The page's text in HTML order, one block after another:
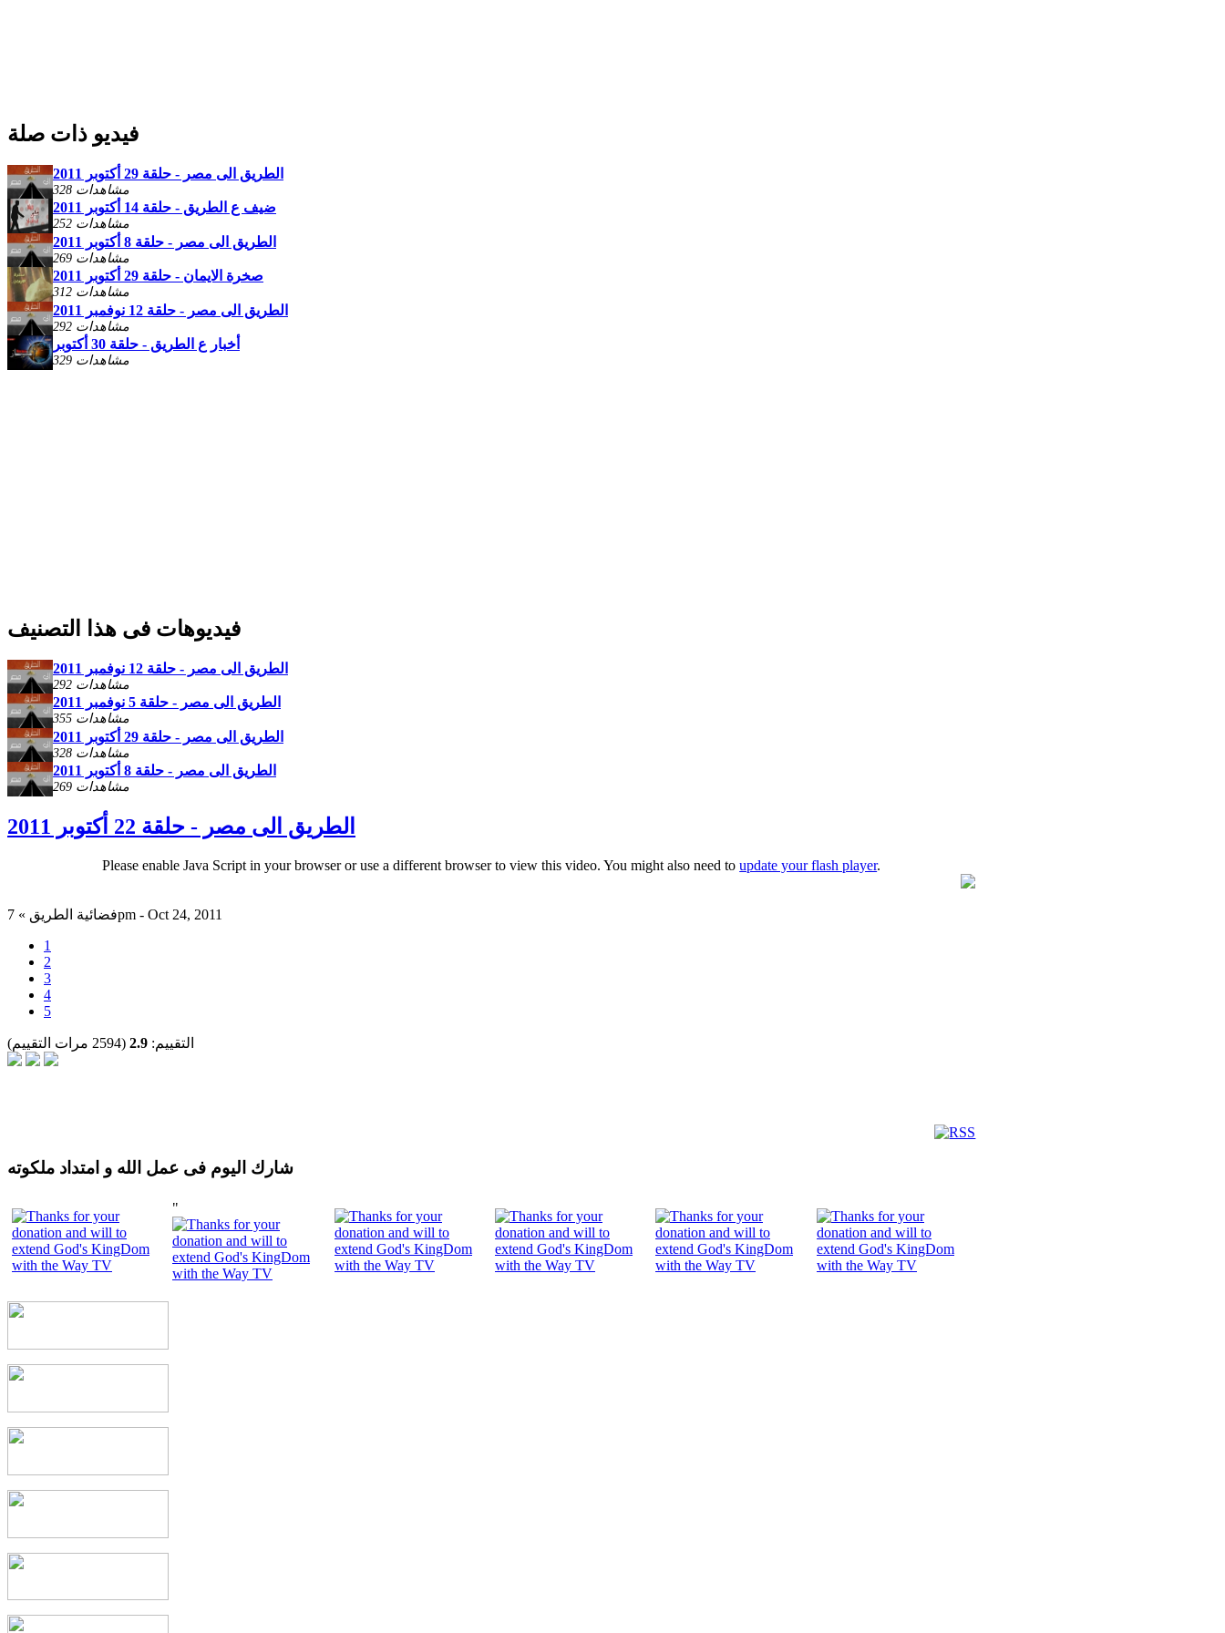
فيديو ذات صلة
الطريق الى مصر - حلقة 29 أكتوبر 2011
328 مشاهدات
ضيف ع الطريق - حلقة 14 أكتوبر 2011
252 مشاهدات
الطريق الى مصر - حلقة 8 أكتوبر 2011
269 مشاهدات
صخرة الايمان - حلقة 29 أكتوبر 2011
312 مشاهدات
الطريق الى مصر - حلقة 12 نوفمبر 2011
292 مشاهدات
أخبار ع الطريق - حلقة 30 أكتوبر
329 مشاهدات
فيديوهات فى هذا التصنيف
الطريق الى مصر - حلقة 12 نوفمبر 2011
292 مشاهدات
الطريق الى مصر - حلقة 5 نوفمبر 2011
355 مشاهدات
الطريق الى مصر - حلقة 29 أكتوبر 2011
328 مشاهدات
الطريق الى مصر - حلقة 8 أكتوبر 2011
269 مشاهدات
الطريق الى مصر - حلقة 22 أكتوبر 2011
Please enable Java Script in your browser or use a different browser to view this video. You might also need toupdate your flash player.
فضائية الطريق » 7pm - Oct 24, 2011
1
2
3
4
5
التقييم: 2.9 (2594 مرات التقييم)
شارك اليوم فى عمل الله و امتداد ملكوته
"